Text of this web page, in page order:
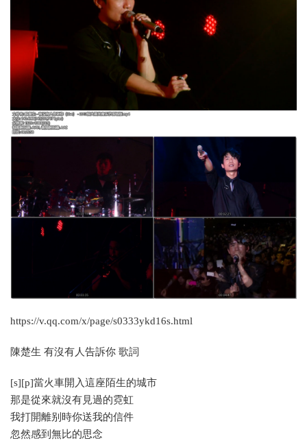
https://v.qq.com/x/page/s0333ykd16s.html
陳楚生 有沒有人告訴你 歌詞
[s][p]當火車開入這座陌生的城市
那是從來就沒有見過的霓虹
我打開離别時你送我的信件
忽然感到無比的思念